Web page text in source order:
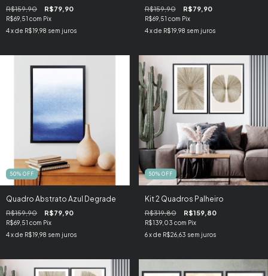
R$159,90 R$79,90
R$69,51 com Pix
4x de R$19,98 sem juros
R$159,90 R$79,90
R$69,51 com Pix
4 x de R$19,98 sem juros
50% OFF
Quadro Abstrato Azul Degrade
R$159,90 R$79,90
R$69,51 com Pix
4x de R$19,98 sem juros
50% OFF
Kit 2 Quadros Palheiro
R$319,80 R$159,80
R$139,03 com Pix
6 x de R$26,63 sem juros